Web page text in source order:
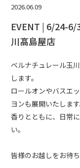
2026.06.09
EVENT | 6/24-6/
川髙島屋店
ベルナチュレール玉
します。
ロールオンやバスエ
ヨンも展開いたします
香りとともに、日常
い。
皆様のお越しをお待ち